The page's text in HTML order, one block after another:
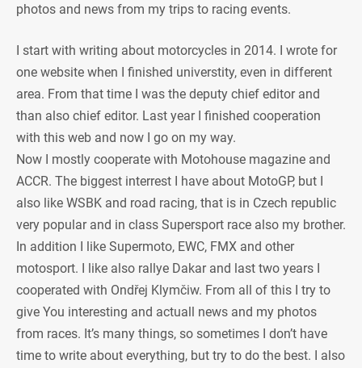
photos and news from my trips to racing events.
I start with writing about motorcycles in 2014. I wrote for
one website when I finished universtity, even in different
area. From that time I was the deputy chief editor and
than also chief editor. Last year I finished cooperation
with this web and now I go on my way.
Now I mostly cooperate with Motohouse magazine and
ACCR. The biggest interrest I have about MotoGP, but I
also like WSBK and road racing, that is in Czech republic
very popular and in class Supersport race also my brother.
In addition I like Supermoto, EWC, FMX and other
motosport. I like also rallye Dakar and last two years I
cooperated with Ondřej Klymčiw. From all of this I try to
give You interesting and actuall news and my photos
from races. It’s many things, so sometimes I don’t have
time to write about everything, but try to do the best. I also